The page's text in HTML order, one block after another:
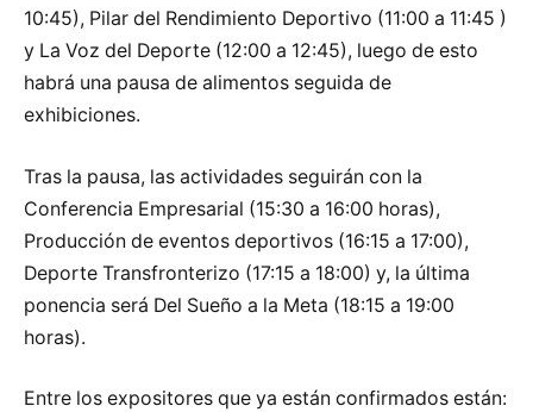
10:45), Pilar del Rendimiento Deportivo (11:00 a 11:45 )
y La Voz del Deporte (12:00 a 12:45), luego de esto
habrá una pausa de alimentos seguida de
exhibiciones.
Tras la pausa, las actividades seguirán con la
Conferencia Empresarial (15:30 a 16:00 horas),
Producción de eventos deportivos (16:15 a 17:00),
Deporte Transfronterizo (17:15 a 18:00) y, la última
ponencia será Del Sueño a la Meta (18:15 a 19:00
horas).
Entre los expositores que ya están confirmados están: